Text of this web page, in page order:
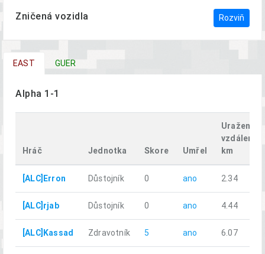
Zničená vozidla Rozviň
EAST GUER
Alpha 1-1
Hráč Jednotka Skore Umřel
Uražená
km
[ALC]Erron Důstojník 0 ano 2.34
[ALC]rjab Důstojník 0 ano 4.44
[ALC]Kassad Zdravotník 5 ano 6.07